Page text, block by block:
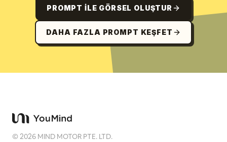
PROMPT ILE GÖRSEL OLUŞTUR
DAHA FAZLA PROMPT KEŞFET
©2026 MIND MOTOR PTE. LTD.